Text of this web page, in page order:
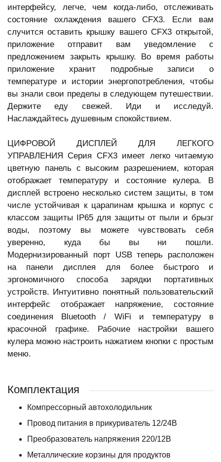
интерфейсу, легче, чем когда-либо, отслеживать
состояние охлаждения вашего CFX3. Если вам
случится оставить крышку вашего CFX3 открытой,
приложение отправит вам уведомление с
предложением закрыть крышку. Во время работы
приложение хранит подробные записи о
температуре и истории энергопотребления, чтобы
вы знали свои пределы в следующем путешествии.
Держите еду свежей. Иди и исследуй.
Наслаждайтесь душевным спокойствием.
ЦИФРОВОЙ ДИСПЛЕЙ ДЛЯ ЛЕГКОГО
УПРАВЛЕНИЯ Серия CFX3 имеет легко читаемую
цветную панель с высоким разрешением, которая
отображает температуру и состояние кулера. В
дисплей встроено несколько систем защиты, в том
числе устойчивая к царапинам крышка и корпус с
классом защиты IP65 для защиты от пыли и брызг
воды, поэтому вы можете чувствовать себя
уверенно, куда бы вы ни пошли.
Модернизированный порт USB теперь расположен
на панели дисплея для более быстрого и
эргономичного способа зарядки портативных
устройств. Интуитивно понятный пользовательский
интерфейс отображает напряжение, состояние
соединения Bluetooth / WiFi и температуру в
красочной графике. Рабочие настройки вашего
кулера можно настроить нажатием кнопки с простым
меню.
Комплектация
Компрессорный автохолодильник
Провод питания в прикуриватель 12/24В
Преобразователь напряжения 220/12В
Металлические корзины для продуктов